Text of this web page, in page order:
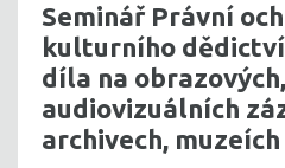
Seminář Právní
kulturního
díla na
audiovizuálních
archivech,